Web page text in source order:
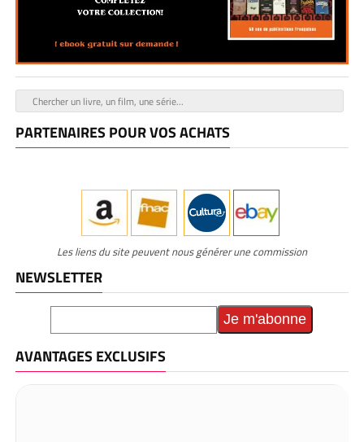
PARTENAIRES POUR VOS ACHATS
Les liens du site peuvent nous générer une commission
NEWSLETTER
AVANTAGES EXCLUSIFS